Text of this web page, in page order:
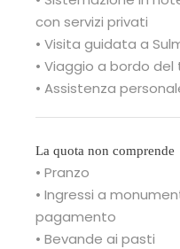
con servizi privati
• Visita guidata a
• Viaggio a bordo
• Assistenza
La quota non comprende
• Pranzo
• Ingressi a
pagamento
• Bevande ai pasti